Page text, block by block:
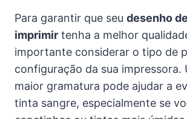
Para garantir que seu desenho
imprimir tenha a melhor
importante considerar o tipo de
configuração da sua impressora.
maior gramatura pode ajudar a
tinta sangre, especialmente se